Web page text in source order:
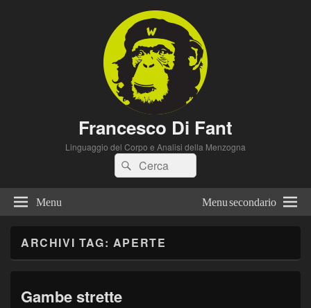
Francesco Di Fant
Linguaggio del Corpo e Analisi della Menzogna
Cerca:Cerca
Menu Menu secondario
ARCHIVI TAG: APERTE
Gambe strette